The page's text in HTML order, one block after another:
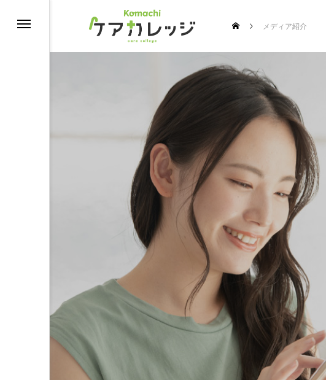
メディア紹介